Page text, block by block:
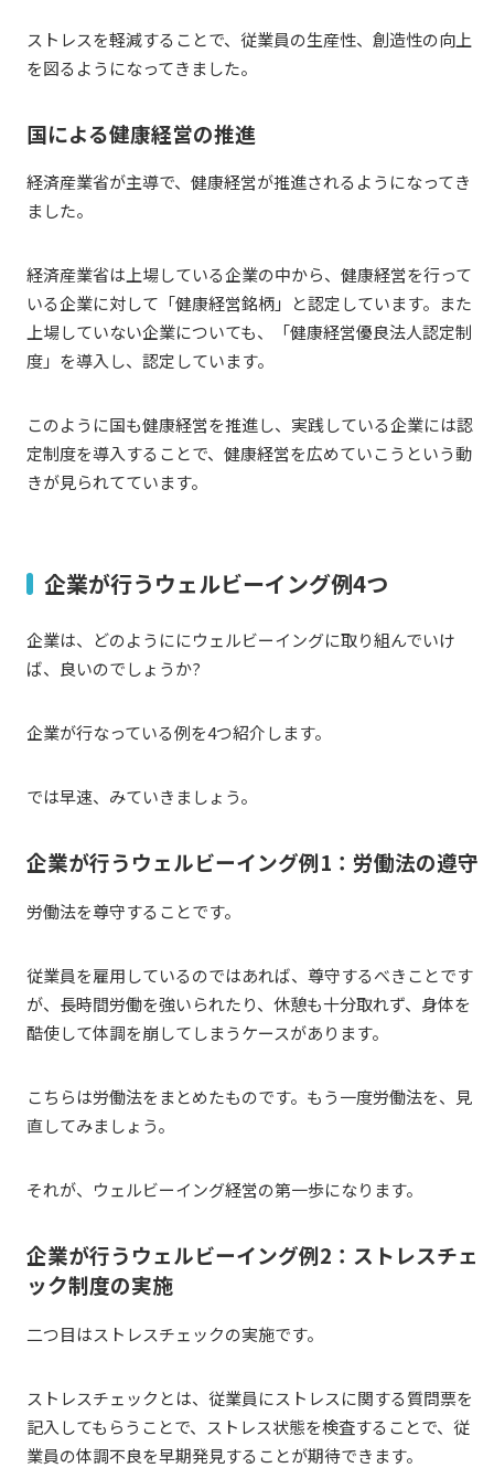
ストレスを軽減することで、従業員の生産性、創造性の向上
を図るようになってきました。
国による健康経営の推進
経済産業省が主導で、健康経営が推進されるようになってき
ました。
経済産業省は上場している企業の中から、健康経営を行って
いる企業に対して「健康経営銘柄」と認定しています。また
上場していない企業についても、「健康経営優良法人認定制
度」を導入し、認定しています。
このように国も健康経営を推進し、実践している企業には認
定制度を導入することで、健康経営を広めていこうという動
きが見られてています。
企業が行うウェルビーイング例4つ
企業は、どのようににウェルビーイングに取り組んでいけ
ば、良いのでしょうか?
企業が行なっている例を4つ紹介します。
では早速、みていきましょう。
企業が行うウェルビーイング例1：労働法の遵守
労働法を尊守することです。
従業員を雇用しているのではあれば、尊守するべきことです
が、長時間労働を強いられたり、休憩も十分取れず、身体を
酷使して体調を崩してしまうケースがあります。
こちらは労働法をまとめたものです。もう一度労働法を、見
直してみましょう。
それが、ウェルビーイング経営の第一歩になります。
企業が行うウェルビーイング例2：ストレスチェ
ック制度の実施
二つ目はストレスチェックの実施です。
ストレスチェックとは、従業員にストレスに関する質問票を
記入してもらうことで、ストレス状態を検査することで、従
業員の体調不良を早期発見することが期待できます。